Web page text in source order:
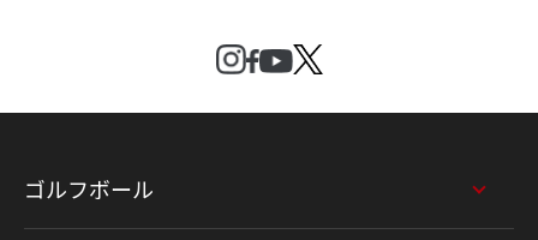
ゴルフボール